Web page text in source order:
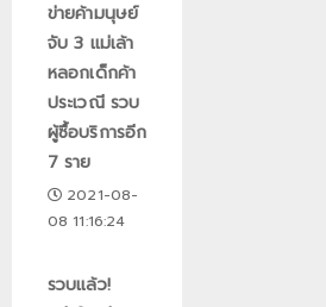
ข่ายค้ามนุษย์
จับ 3 แม่เล้า
หลอกเด็กค้า
ประเวณี รวบ
ผู้ซื้อบริการอีก
7 ราย
2021-08-
08 11:16:24
รวบแล้ว!